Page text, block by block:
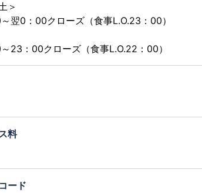
＞
翌0：00クローズ（食事L.O.23：00）
23：00クローズ（食事L.O.22：00）
料
ード